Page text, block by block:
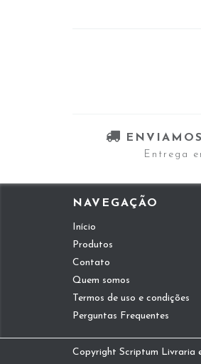
Entrega
NAVEGAÇÃO
Início
Produtos
Contato
Quem somos
Termos de uso e condições
Perguntas Frequentes
Copyright Scriptum Livraria